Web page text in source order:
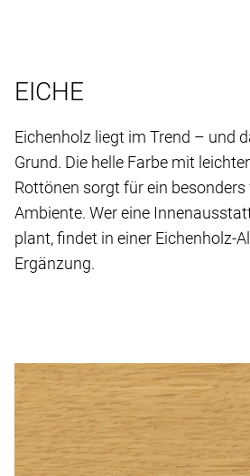
EICHE
Eichenholz liegt im Trend – und
Grund. Die helle Farbe mit
Rottönen sorgt für ein
Ambiente. Wer eine
plant, findet in einer Eichenholz-
Ergänzung.